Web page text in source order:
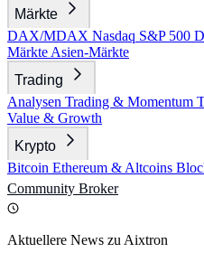
Märkte
DAX/MDAX Nasdaq S&P 500
Märkte Asien-Märkte
Trading
Analysen Trading & Momentum
Value & Growth
Krypto
Bitcoin Ethereum & Altcoins
Community Broker
Aktuellere News zu Aixtron